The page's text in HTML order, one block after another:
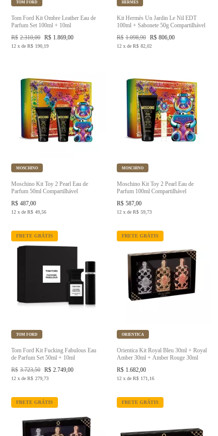
TOM FORD
Tom Ford Kit Ombre Leather Eau de
Parfum Set 100ml + 10ml
R$ 1.869,00
R$ 2.310,00
12 x de R$ 190,19
HERMÈS
Kit Hermès Un Jardin Le Nil EDT
100ml + Sabonete 50g Compartilhável
R$ 806,00
R$ 1.098,90
12 x de R$ 82,02
MOSCHINO
Moschino Kit Toy 2 Pearl Eau de
Parfum 50ml Compartilhável
R$ 487,00
12 x de R$ 49,56
MOSCHINO
Moschino Kit Toy 2 Pearl Eau de
Parfum 100ml Compartilhável
R$ 587,00
12 x de R$ 59,73
FRETE GRÁTIS
TOM FORD
Tom Ford Kit Fucking Fabulous Eau
de Parfum Set 50ml + 10ml
R$ 2.749,00
R$ 3.723,50
12 x de R$ 279,73
FRETE GRÁTIS
ORIENTICA
Orientica Kit Royal Bleu 30ml + Royal
Amber 30ml + Amber Rouge 30ml
R$ 1.682,00
12 x de R$ 171,16
FRETE GRÁTIS FRETE GRÁTIS